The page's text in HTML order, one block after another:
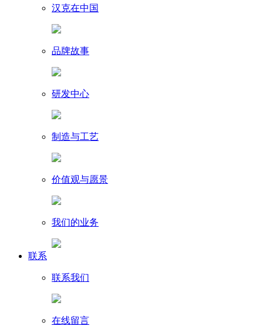
汉克在中国
品牌故事
研发中心
制造与工艺
价值观与愿景
我们的业务
联系
联系我们
在线留言